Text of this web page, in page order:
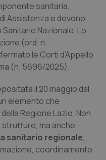
sanitaria,
Assistenza e devono
Nazionale. Lo
(ord. n.
le Corti d’Appello
(n. 5696/2025).
il 20 maggio dal
elemento che
Regione Lazio. Non
strutture, ma anche
sanitario regionale,
coordinamento